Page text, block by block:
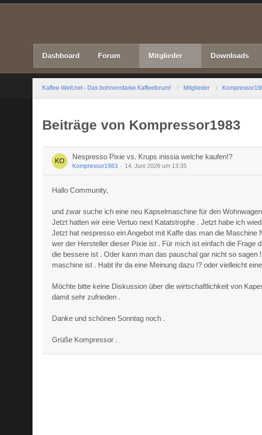
Dashboard Forum Mitglieder Downloads
Kaffee-Welt.net - Das bohnenstarke Kaffeeforum! Mitglieder
Beiträge von Kompressor1983
Nespresso Pixie vs. Krups inissia welche kaufen!?
Kompressor1983 14. Juni 2026 um 13:35
Hallo Community,
und zwar suche ich eine neu Kapselmaschine für den
Jetzt hatten wir eine Vertuo next Katatstrophe . Jetzt habe ich
Jetzt hat nespresso ein Angebot mit Kaffe das man die
wer der Hersteller dieser Pixie ist . Für mich ist einfach die Frage
die bessere ist . Oder kann man das pauschal gar nicht so
maschine ist . Habt ihr da eine Meinung dazu !? oder vielleicht
Möchte bitte keine Diskussion über die wirtschaftlichkeit von
damit sehr zufrieden .
Danke und schönen Sonntag noch .
Grüße Kompressor .